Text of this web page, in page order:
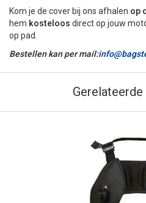
Kom je de cover bij ons afhalen op
hem kosteloos direct op jouw
op pad.
Bestellen kan per mail: